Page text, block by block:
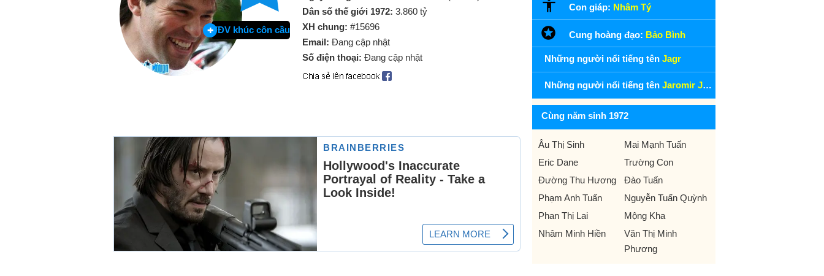
VĐV khúc côn cầu
Dân số thế giới 1972: 3.860 tỷ
XH chung: #15696
Email: Đang cập nhật
Số điện thoại: Đang cập nhật
Con giáp: Nhâm Tý
Cung hoàng đạo: Bảo Bình
Những người nổi tiếng tên Jagr
Những người nổi tiếng tên Jaromir Jagr
Cùng năm sinh 1972
Âu Thị Sinh
Mai Mạnh Tuấn
Eric Dane
Trường Con
Đường Thu Hương
Đào Tuấn
Phạm Anh Tuấn
Nguyễn Tuấn Quỳnh
Phan Thị Lai
Mộng Kha
Nhâm Minh Hiền
Văn Thị Minh
Phương